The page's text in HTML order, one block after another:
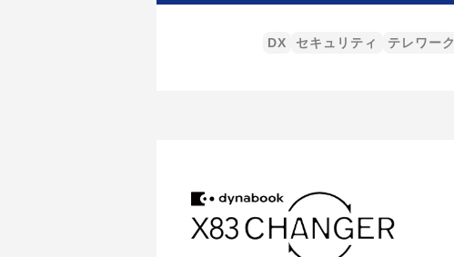
DX セキュリティ テレワーク